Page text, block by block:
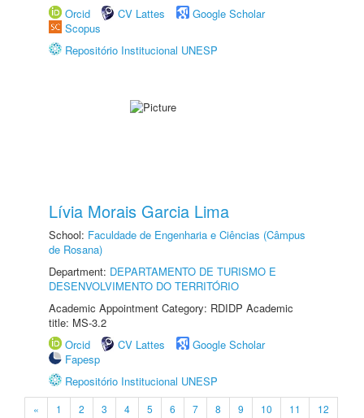
Orcid
CV Lattes
Google Scholar
Scopus
Repositório Institucional UNESP
Lívia Morais Garcia Lima
School: Faculdade de Engenharia e Ciências (Câmpus
de Rosana)
Department: DEPARTAMENTO DE TURISMO E
DESENVOLVIMENTO DO TERRITÓRIO
Academic Appointment Category: RDIDP Academic
title: MS-3.2
Orcid
CV Lattes
Google Scholar
Fapesp
Repositório Institucional UNESP
« 1 2 3 4 5 6 7 8 9 10 11
12